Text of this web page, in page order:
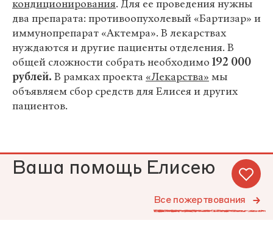
кондиционирования. Для ее проведения нужны
два препарата: противоопухолевый «Бартизар» и
иммунопрепарат «Актемра». В лекарствах
нуждаются и другие пациенты отделения. В
общей сложности собрать необходимо 192 000
рублей. В рамках проекта «Лекарства» мы
объявляем сбор средств для Елисея и других
пациентов.
Ваша помощь Елисею
Все пожертвования